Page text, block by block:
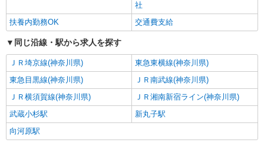
社
扶養内勤務OK
交通費支給
同じ沿線・駅から求人を探す
ＪＲ埼京線(神奈川県)
東急東横線(神奈川県)
東急目黒線(神奈川県)
ＪＲ南武線(神奈川県)
ＪＲ横須賀線(神奈川県)
ＪＲ湘南新宿ライン(神奈川県)
武蔵小杉駅
新丸子駅
向河原駅